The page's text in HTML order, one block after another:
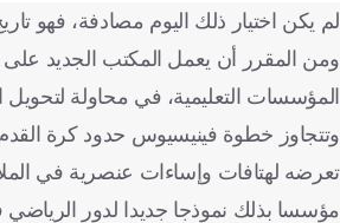
لم يكن اختيار ذلك اليوم مصادفة، فهو تاريخ رمزي يوافق ذكرى
ومن المقرر أن يعمل المكتب الجديد على
المؤسسات التعليمية، في محاولة
وتتجاوز خطوة فينيسيوس حدود كرة
تعرضه لهتافات وإساءات عنصرية في
مؤسسا بذلك نموذجا جديدا لدور